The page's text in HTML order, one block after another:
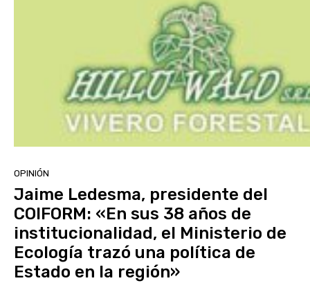
OPINIÓN
Jaime Ledesma, presidente del
COIFORM: «En sus 38 años de
institucionalidad, el Ministerio de
Ecología trazó una política de
Estado en la región»